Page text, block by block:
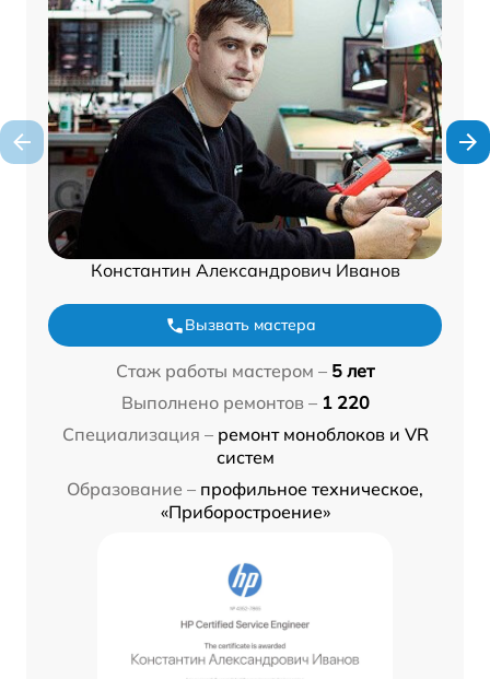
Константин Александрович Иванов
Вызвать мастера
Стаж работы мастером – 5 лет
Выполнено ремонтов – 1 220
Специализация – ремонт моноблоков и VR
систем
Образование – профильное техническое,
«Приборостроение»